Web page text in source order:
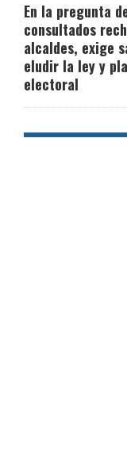
En la pregunta
consultados
alcaldes, exige
eludir la ley y
electoral